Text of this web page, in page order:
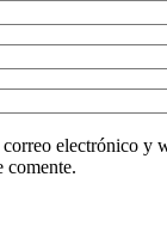
electrónico y
comente.